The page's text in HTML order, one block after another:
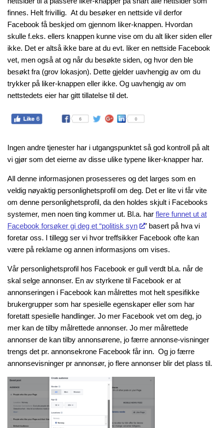
finnes. Helt frivillig. At du besøker en nettside vil derfor
Facebook få beskjed om gjennom liker-knappen. Hvordan
skulle f.eks. ellers knappen kunne vise om du alt liker siden eller
ikke. Det er altså ikke bare at du evt. liker en nettside Facebook
vet, men også at og når du besøkte siden, og hvor den ble
besøkt fra (grov lokasjon). Dette gjelder uavhengig av om du
trykker på liker-knappen eller ikke. Og uavhengig av om
nettstedets eier har gitt tillatelse til det.
Ingen andre tjenester har i utgangspunktet så god kontroll på alt
vi gjør som det eierne av disse ulike typene liker-knapper har.
All denne informasjonen prosesseres og det larges som en
veldig nøyaktig personlighetsprofil om deg. Det er lite vi får vite
om denne personlighetsprofil, da den holdes skjult i Facebooks
systemer, men noen ting kommer ut. Bl.a. har flere funnet ut at
Facebook forsøker gi deg et “politisk syn
” basert på hva vi
foretar oss. I tillegg ser vi hvor treffsikker Facebook ofte kan
være på reklame og annen informasjons om vises.
Vår personlighetsprofil hos Facebook er gull verdt bl.a. når de
skal selge annonser. En av styrkene til Facebook er at
annonseringen i Facebook kan målrettes mot helt spesifikke
brukergrupper som har spesielle egenskaper eller som har
foretatt spesielle handlinger. Jo mer Facebook vet om deg, jo
mer kan de tilby målrettede annonser. Jo mer målrettede
annonser de kan tilby annonsørene, jo færre annonse-visninger
trengs det pr. annonsekrone Facebook får inn. Og jo færre
annonsevisninger pr annonsør, jo flere annonser blir det plass til.